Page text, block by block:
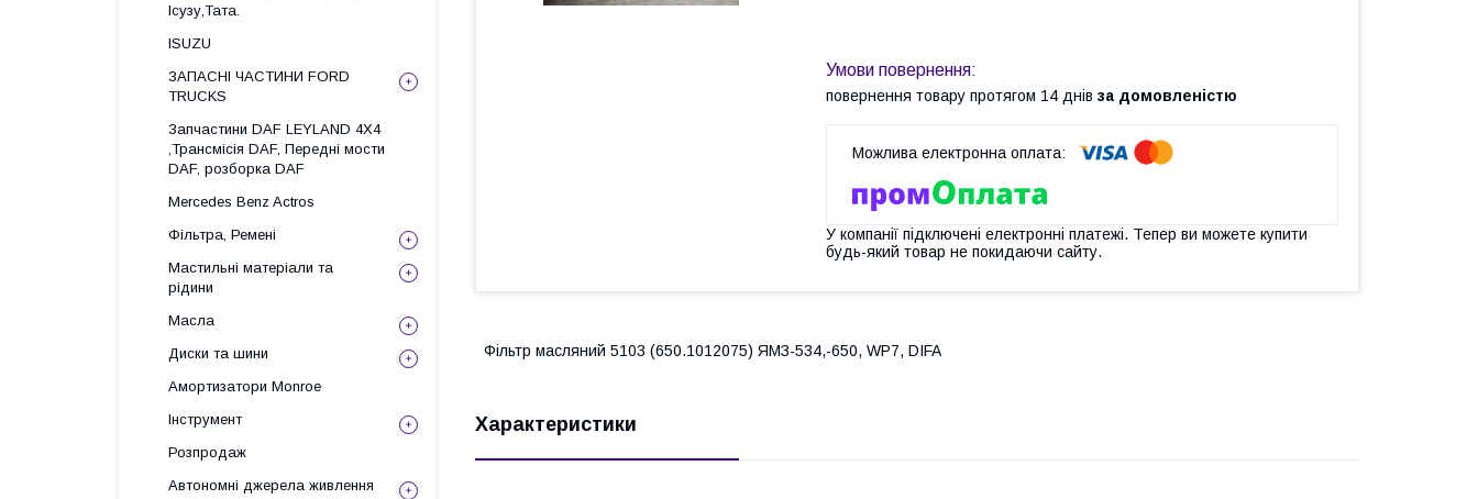
повернення товару протягом 14 днів за домовленістю
У компанії підключені електронні платежі. Тепер ви можете купити
будь-який товар не покидаючи сайту.
Фільтр масляний 5103 (650.1012075) ЯМЗ-534,-650, WP7, DIFA
Характеристики
Ісузу,Тата.
ISUZU
ЗАПАСНІ ЧАСТИНИ FORD
TRUCKS
Запчастини DAF LEYLAND 4X4
,Трансмісія DAF, Передні мости
DAF, розборка DAF
Mercedes Benz Actros
Фільтра, Ремені
Мастильні матеріали та
рідини
Масла
Диски та шини
Амортизатори Monroe
Інструмент
Розпродаж
Автономні джерела живлення